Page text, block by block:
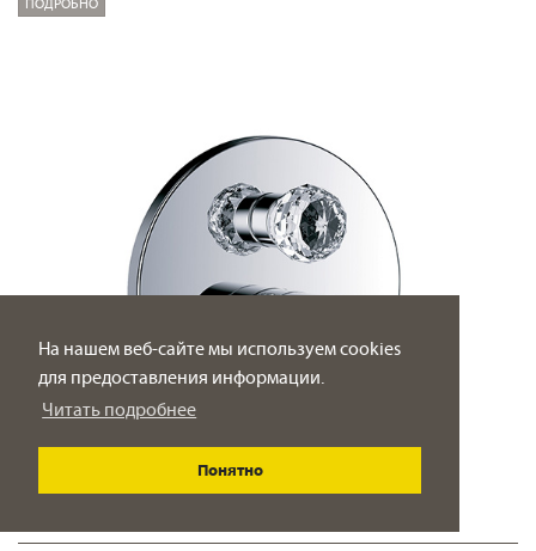
На нашем веб-сайте мы используем cookies
для предоставления информации.
Читать подробнее
Понятно